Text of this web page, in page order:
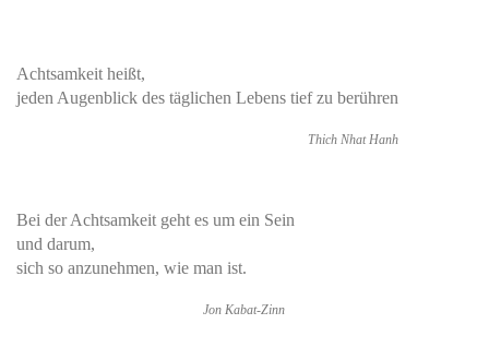
Achtsamkeit heißt,
jeden Augenblick des täglichen Lebens tief zu berühren
Thich Nhat Hanh
Bei der Achtsamkeit geht es um ein Sein
und darum,
sich so anzunehmen, wie man ist.
Jon Kabat-Zinn